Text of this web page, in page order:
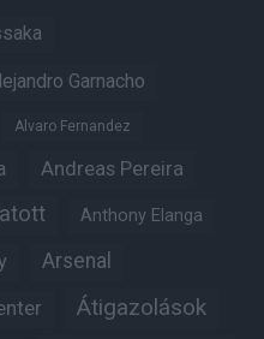
Garnacho
Alvaro Fernandez
Andreas Pereira
Anthony Elanga
Arsenal
Átigazolások